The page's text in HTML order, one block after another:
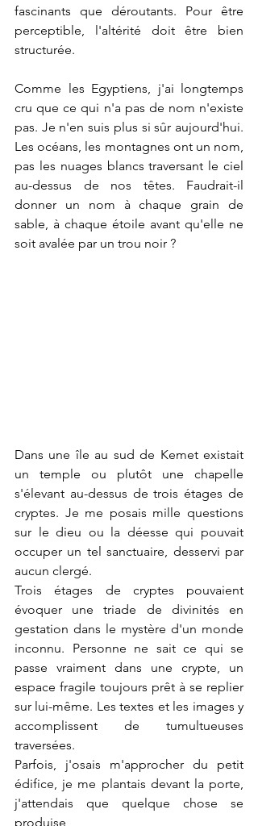
fascinants que déroutants. Pour être
perceptible, l'altérité doit être bien
structurée.
Comme les Egyptiens, j'ai longtemps
cru que ce qui n'a pas de nom n'existe
pas. Je n'en suis plus si sûr aujourd'hui.
Les océans, les montagnes ont un nom,
pas les nuages blancs traversant le ciel
au-dessus de nos têtes. Faudrait-il
donner un nom à chaque grain de
sable, à chaque étoile avant qu'elle ne
soit avalée par un trou noir ?
Dans une île au sud de Kemet existait
un temple ou plutôt une chapelle
s'élevant au-dessus de trois étages de
cryptes. Je me posais mille questions
sur le dieu ou la déesse qui pouvait
occuper un tel sanctuaire, desservi par
aucun clergé.
Trois étages de cryptes pouvaient
évoquer une triade de divinités en
gestation dans le mystère d'un monde
inconnu. Personne ne sait ce qui se
passe vraiment dans une crypte, un
espace fragile toujours prêt à se replier
sur lui-même. Les textes et les images y
accomplissent de tumultueuses
traversées.
Parfois, j'osais m'approcher du petit
édifice, je me plantais devant la porte,
j'attendais que quelque chose se
produise